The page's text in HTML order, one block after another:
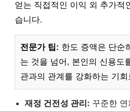
얻는 직접적인 이익 외 추가적
습니다.
전문가 팁: 한도 증액은 단순
는 것을 넘어, 본인의 신용도
관과의 관계를 강화하는 기
재정 건전성 관리: 꾸준한